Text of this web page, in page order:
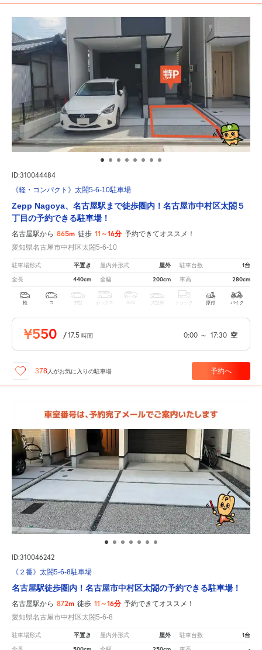
ID:310044484
《軽・コンパクト》太閤5-6-10駐車場
Zepp Nagoya、名古屋駅まで徒歩圏内！名古屋市中村区太閤５
丁目の予約できる駐車場！
名古屋駅から 865m 徒歩 11～16分 予約できてオススメ！
愛知県名古屋市中村区太閤5-6-10
駐車場形式 平置き 屋内外形式 屋外 駐車台数 1台
全長 440cm 全幅 200cm 車高 280cm
軽 コ 中型 ボックス SUV 大型車 トラック 原付 バイク
¥550 /17.5 時間 0:00 ～ 17:30 空
378 人がお気に入りの駐車場 予約へ
ID:310046242
《２番》太閤5-6-8駐車場
名古屋駅徒歩圏内！名古屋市中村区太閤の予約できる駐車場！
名古屋駅から 872m 徒歩 11～16分 予約できてオススメ！
愛知県名古屋市中村区太閤5-6-8
駐車場形式 平置き 屋内外形式 屋外 駐車台数 1台